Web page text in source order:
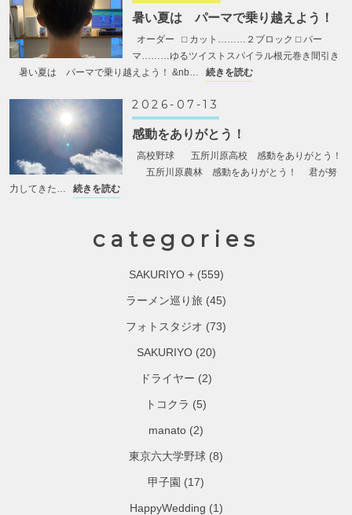
暑い夏は パーマで乗り越えよう！
オーダー ⬜︎ カット………２ブロック ⬜︎ パー
マ………ゆるツイストスパイラル根元巻き間引き
暑い夏は パーマで乗り越えよう！ &nb…
続きを読む
2026-07-13
感動をありがとう！
高校野球 五所川原高校 感動をありがとう！
五所川原農林 感動をありがとう！ 君が努
力してきた…
続きを読む
categories
SAKURIYO +(559)
ラーメン巡り旅 (45)
フォトスタジオ (73)
SAKURIYO(20)
ドライヤー (2)
トコクラ (5)
manato (2)
東京六大学野球 (8)
甲子園 (17)
HappyWedding (1)